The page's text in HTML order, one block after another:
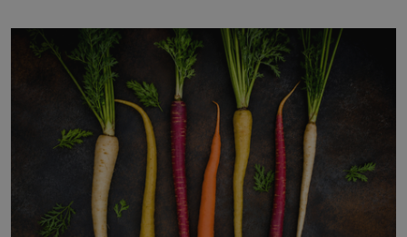
zaopatřený mladý muž. Manželství nám oběma moc
nesvědčilo, brzy jsme zjistili, že